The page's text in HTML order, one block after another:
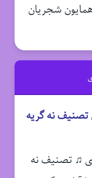
شجریان
نه گریه
♫ تصنیف نه